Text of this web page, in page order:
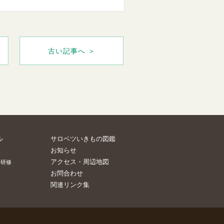
古い記事へ ＞
修
サロベツいきもの図鑑
お知らせ
アクセス・周辺地図
お問合わせ
関連リンク集